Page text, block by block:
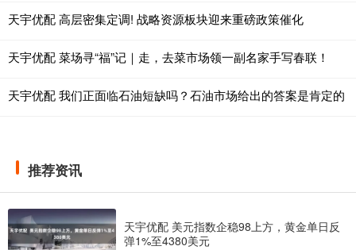
天宇优配 高层密集定调! 战略资源板块迎来重磅政策催化
天宇优配 菜场寻“福”记｜走，去菜市场领一副名家手写春联！
天宇优配 我们正面临石油短缺吗？石油市场给出的答案是肯定的
推荐资讯
天宇优配 美元指数企稳98上方，黄金单日反
弹1%至4380美元